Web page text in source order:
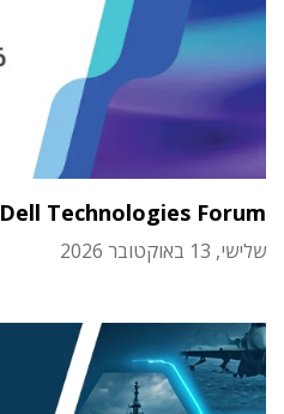
Dell Technologies Forum
שלישי, 13 באוקטובר 2026